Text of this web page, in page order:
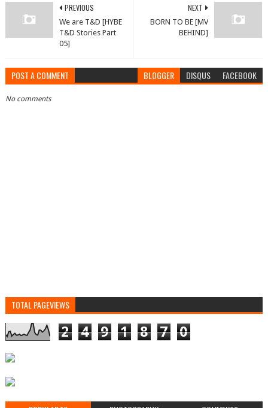
NEXT
BORN TO BE [MV
BEHIND]
PREVIOUS
We are T&D [HYBE
T&D Stories Part
05]
POST A COMMENT BLOGGER DISQUS FACEBOOK
No comments
TOTAL PAGEVIEWS
2 4 9 1 8 7 0